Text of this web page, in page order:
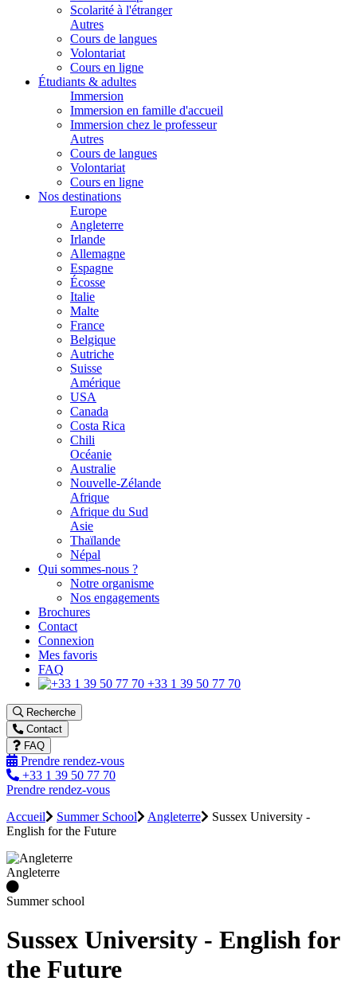
Scolarité à l'étranger
Autres
Cours de langues
Volontariat
Cours en ligne
Étudiants & adultes
Immersion
Immersion en famille d'accueil
Immersion chez le professeur
Autres
Cours de langues
Volontariat
Cours en ligne
Nos destinations
Europe
Angleterre
Irlande
Allemagne
Espagne
Écosse
Italie
Malte
France
Belgique
Autriche
Suisse
Amérique
USA
Canada
Costa Rica
Chili
Océanie
Australie
Nouvelle-Zélande
Afrique
Afrique du Sud
Asie
Thaïlande
Népal
Qui sommes-nous ?
Notre organisme
Nos engagements
Brochures
Contact
Connexion
Mes favoris
FAQ
+33 1 39 50 77 70
Recherche
Contact
FAQ
Prendre rendez-vous
+33 1 39 50 77 70
Prendre rendez-vous
Accueil
Summer School Angleterre
Sussex University -
English for the Future
Angleterre
Summer school
Sussex University - English for
the Future